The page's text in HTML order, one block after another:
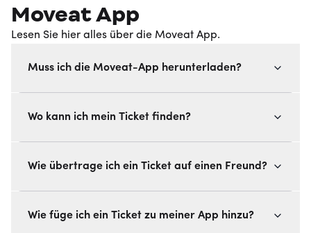
Moveat App
Lesen Sie hier alles über die Moveat App.
Muss ich die Moveat-App herunterladen?
Wo kann ich mein Ticket finden?
Wie übertrage ich ein Ticket auf einen Freund?
Wie füge ich ein Ticket zu meiner App hinzu?